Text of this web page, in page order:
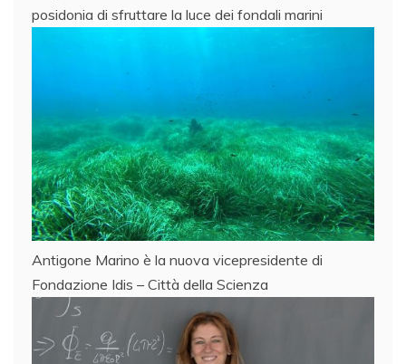
posidonia di sfruttare la luce dei fondali marini
Antigone Marino è la nuova vicepresidente di
Fondazione Idis – Città della Scienza